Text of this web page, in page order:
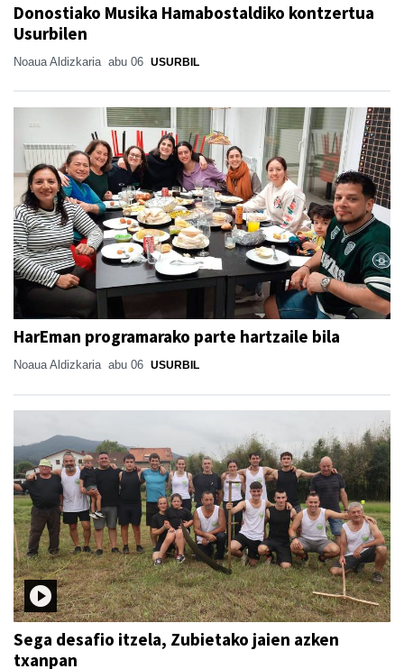
Donostiako Musika Hamabostaldiko kontzertua
Usurbilen
Noaua Aldizkaria abu 06 USURBIL
HarEman programarako parte hartzaile bila
Noaua Aldizkaria abu 06 USURBIL
Sega desafio itzela, Zubietako jaien azken
txanpan